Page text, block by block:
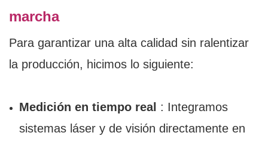
marcha
Para garantizar una alta calidad sin ralentizar
la producción, hicimos lo siguiente:
Medición en tiempo real : Integramos
sistemas láser y de visión directamente en